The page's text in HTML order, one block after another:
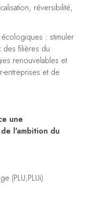
réversibilité,
: stimuler
des filières du
renouvelables et
entreprises et de
une
l'ambition du